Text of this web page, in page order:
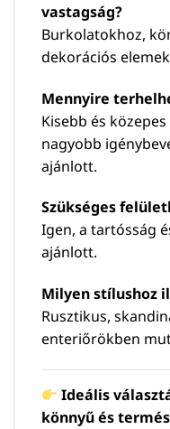
vastagság?
Burkolatokhoz,
dekorációs
Mennyire
Kisebb és
nagyobb
ajánlott.
Szükséges
Igen, a tartósság
ajánlott.
Milyen stílushoz
Rusztikus,
enteriőrökben
Ideális
könnyű és